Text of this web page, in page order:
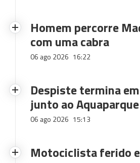
Homem percorre
com uma cabra
06 ago 2026 16:22
Despiste termina
junto ao Aquaparque
06 ago 2026 15:13
Motociclista ferido